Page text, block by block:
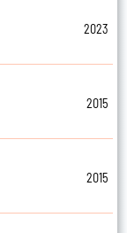
2023
2015
2015